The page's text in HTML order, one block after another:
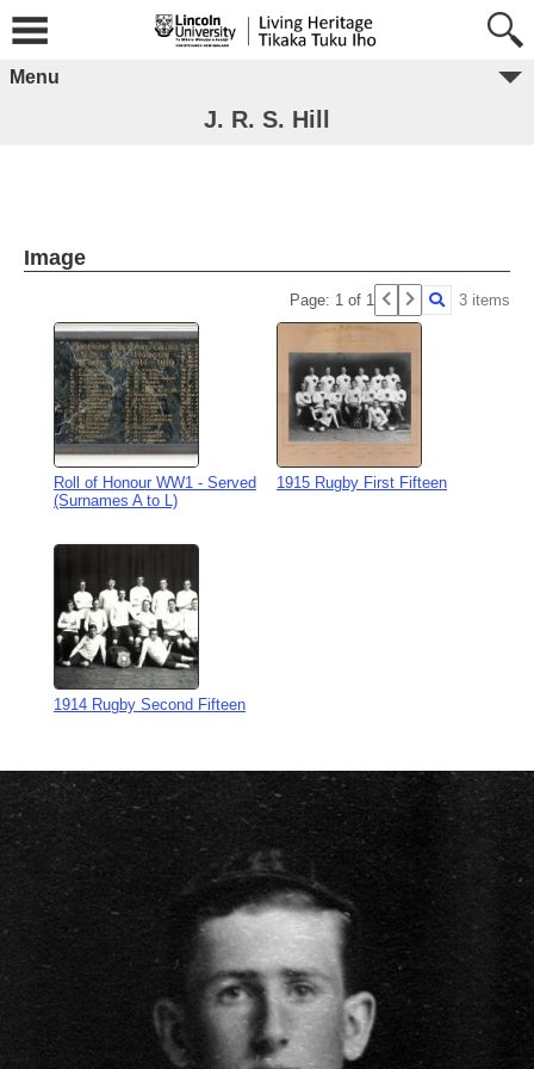
Menu
J. R. S. Hill
Image
Page: 1 of 1 3 items
Roll of Honour WW1 - Served
(Surnames A to L)
1915 Rugby First Fifteen
1914 Rugby Second Fifteen